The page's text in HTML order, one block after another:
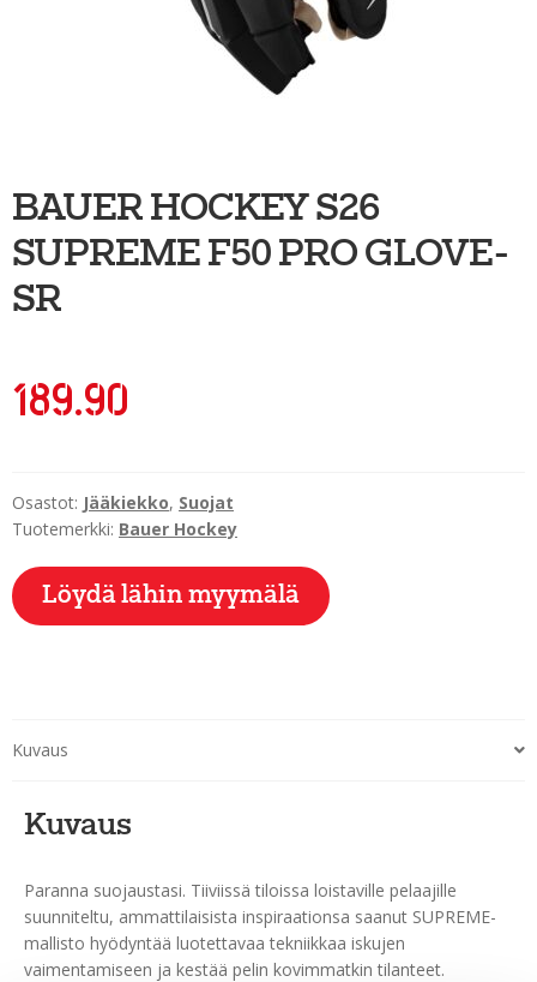
Sportia-tili
BAUER HOCKEY S26
SUPREME F50 PRO GLOVE-
SR
189.90
Osastot: Jääkiekko, Suojat
Tuotemerkki: Bauer Hockey
Löydä lähin myymälä
Kuvaus
Kuvaus
Paranna suojaustasi. Tiiviissä tiloissa loistaville pelaajille
suunniteltu, ammattilaisista inspiraationsa saanut SUPREME-
mallisto hyödyntää luotettavaa tekniikkaa iskujen
vaimentamiseen ja kestää pelin kovimmatkin tilanteet.